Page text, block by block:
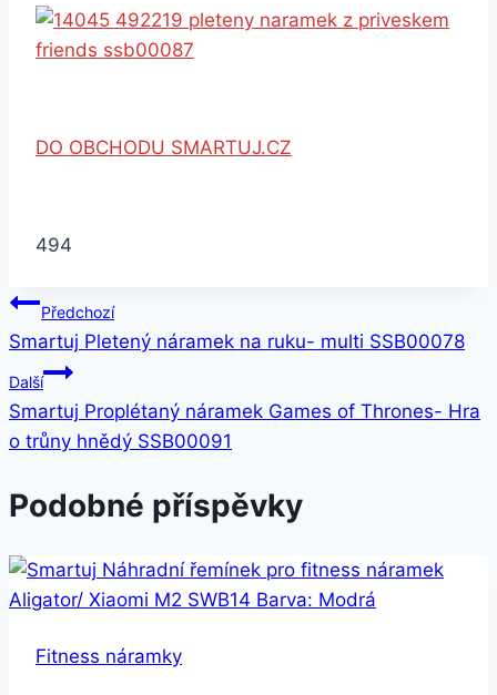
DO OBCHODU SMARTUJ.CZ
494
Navigace
pro
příspěvek
Předchozí
Smartuj Pletený náramek na ruku- multi SSB00078
Další
Smartuj Proplétaný náramek Games of Thrones- Hra
o trůny hnědý SSB00091
Podobné příspěvky
Fitness náramky